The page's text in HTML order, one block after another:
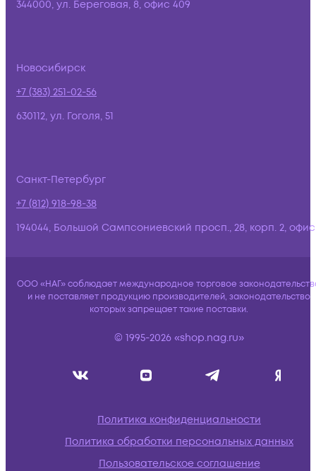
344000, ул. Береговая, 8, офис 409
Новосибирск
+7 (383) 251-02-56
630112, ул. Гоголя, 51
Санкт-Петербург
+7 (812) 918-98-38
194044, Большой Сампсониевский просп., 28, корп. 2,
ООО «НАГ» соблюдает международное торговое
и не поставляет продукцию производителей, законодательство
которых запрещает такие поставки.
© 1995-2026 «shop.nag.ru»
Политика конфиденциальности
Политика обработки персональных данных
Пользовательское соглашение